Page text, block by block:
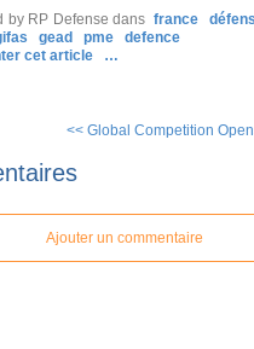
by RP Defense dans france
gead pme
defence
cet article
…
<< Global Competition
Ajouter un commentaire